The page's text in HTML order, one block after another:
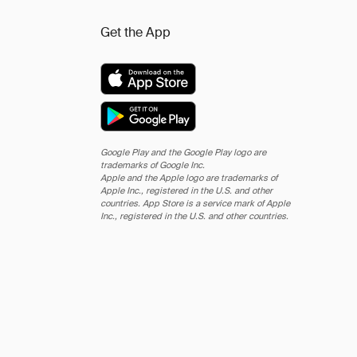
Get the App
Google Play and the Google Play logo are
trademarks of Google Inc.
Apple and the Apple logo are trademarks of
Apple Inc., registered in the U.S. and other
countries. App Store is a service mark of Apple
Inc., registered in the U.S. and other countries.